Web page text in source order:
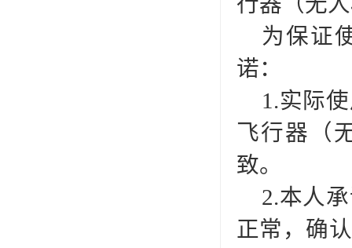
为保证
诺：
1.实际
飞行器（
致。
2.本人
正常，确